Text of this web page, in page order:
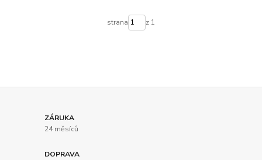
strana z 1
ZÁRUKA
24 měsíců
DOPRAVA